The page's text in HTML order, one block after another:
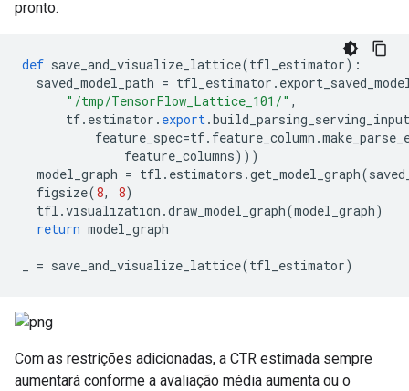
pronto.
def save_and_visualize_lattice(tfl_estimator):
saved_model_path = tfl_estimator .
"/tmp/TensorFlow_Lattice_101/" ,
tf. estimator . export.
feature_spec=tf. feature_column .
feature_columns)))
model_graph = tfl . estimators .get_model_graph(
figsize(8, 8)
tfl .visualization .draw_model_graph(model_graph)
return model_graph
= save_and_visualize_lattice(tfl_estimator)
Com as restrições adicionadas, a CTR estimada sempre
aumentará conforme a avaliação média aumenta ou o